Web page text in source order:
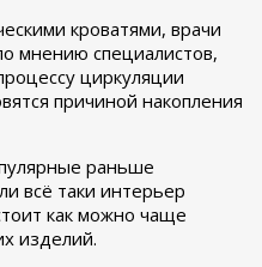
кроватями, врачи
мнению специалистов,
циркуляции
причиной накопления
раньше
всё таки интерьер
как можно чаще
изделий.